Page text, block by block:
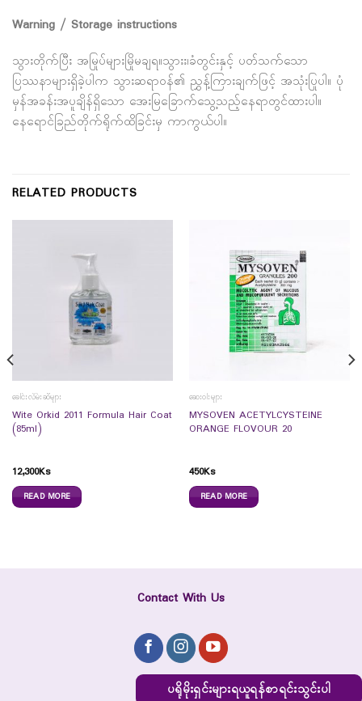
Warning / Storage instructions
သွားတိုက်ပြီး အမြုပ်များမြိုမချရ။သွားး၊ခံတွင်းနှင့် ပတ်သက်သော
ပြဿနာများရှိခဲ့ပါက သွားဆရာ၀န်၏ ညွှန့်ကြားချက်ဖြင့် အသုံးပြုပါ။ ပုံ
မှန်အခန်းအပူချိန်ရှိသော အေးမြခြောက်သွေ့သည့်နေရာတွင်ထားပါ။
နေရောင်ခြည်တိုက်ရိုက်ထိခြင်းမှ ကာကွယ်ပါ။
RELATED PRODUCTS
ခေါင်းလိမ်းဆီများ
Wite Orkid 2011 Formula Hair Coat
(85ml)
12,300Ks
READ MORE
ဆေးဝါးများ
MYSOVEN ACETYLCYSTEINE
ORANGE FLOVOUR 20
450Ks
READ MORE
Contact With Us
ပရိုမိုးရှင်းများရယူရန်စာရင်းသွင်းပါ